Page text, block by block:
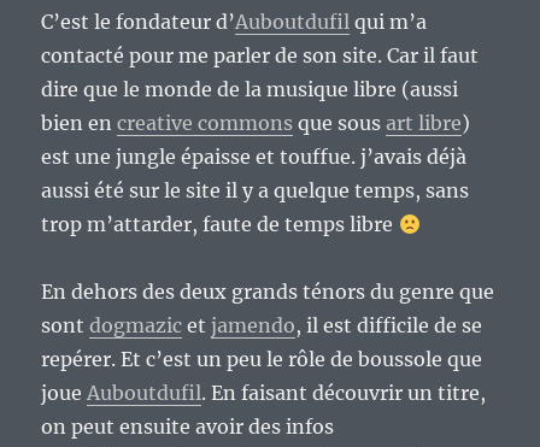
C’est le fondateur d’Auboutdufil qui m’a
contacté pour me parler de son site. Car il faut
dire que le monde de la musique libre (aussi
bien encreative commons que sousart libre)
est une jungle épaisse et touffue. j’avais déjà
aussi été sur le site il y a quelque temps, sans
trop m’attarder, faute de temps libre
En dehors des deux grands ténors du genre que
sontdogmazic etjamendo, il est difficile de se
repérer. Et c’est un peu le rôle de boussole que
joueAuboutdufil. En faisant découvrir un titre,
on peut ensuite avoir des infos